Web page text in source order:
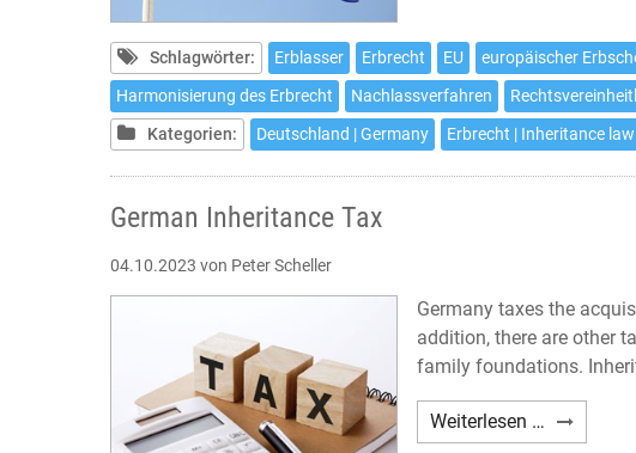
5
EUErbVO
Schlagwörter: Erblasser Erbrecht EU europäischer
Harmonisierung des Erbrecht
Nachlassverfahren
Kategorien:
Deutschland | Germany Erbrecht | Inheritance law
German Inheritance Tax
04.10.2023 von Peter Scheller
Germany taxes the
addition, there are other
family foundations.
Weiterlesen … German